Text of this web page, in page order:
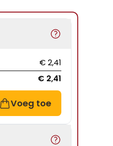
€ 2,41
€ 2,41
Voeg toe